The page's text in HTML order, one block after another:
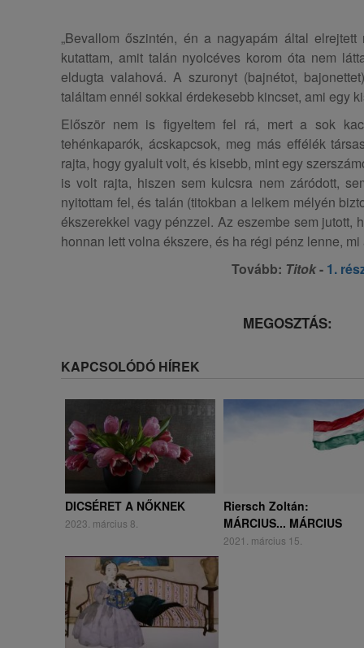
„Bevallom őszintén, én a nagyapám által
kutattam, amit talán nyolcéves korom óta nem
eldugta valahová. A szuronyt (bajnétot,
találtam ennél sokkal érdekesebb kincset, ami egy
Először nem is figyeltem fel rá, mert a sok
tehénkaparók, ácskapcsok, meg más effélék
rajta, hogy gyalult volt, és kisebb, mint egy
is volt rajta, hiszen sem kulcsra nem záródott,
nyitottam fel, és talán (titokban a lelkem mélyén
ékszerekkel vagy pénzzel. Az eszembe sem jutott,
honnan lett volna ékszere, és ha régi pénz lenne,
Tovább: Titok- 1.
MEGOSZTÁS:
KAPCSOLÓDÓ HÍREK
DICSÉRET A NŐKNEK
2023. március 8.
Riersch Zoltán:
MÁRCIUS... MÁRCIUS
2021. március 15.